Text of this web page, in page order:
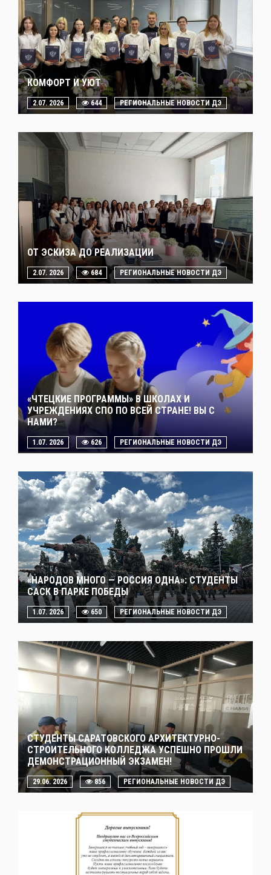
КОМФОРТ И УЮТ
2.07. 2026 644 РЕГИОНАЛЬНЫЕ НОВОСТИ ДЭ
ОТ ЭСКИЗА ДО РЕАЛИЗАЦИИ
2.07. 2026 684 РЕГИОНАЛЬНЫЕ НОВОСТИ ДЭ
«ЧТЕЦКИЕ ПРОГРАММЫ» В ШКОЛАХ И
УЧРЕЖДЕНИЯХ СПО ПО ВСЕЙ СТРАНЕ! ВЫ С
НАМИ?
1.07. 2026 626 РЕГИОНАЛЬНЫЕ НОВОСТИ ДЭ
«НАРОДОВ МНОГО — РОССИЯ ОДНА»: СТУДЕНТЫ
САСК В ПАРКЕ ПОБЕДЫ
1.07. 2026 650 РЕГИОНАЛЬНЫЕ НОВОСТИ ДЭ
СТУДЕНТЫ САРАТОВСКОГО АРХИТЕКТУРНО-
СТРОИТЕЛЬНОГО КОЛЛЕДЖА УСПЕШНО ПРОШЛИ
ДЕМОНСТРАЦИОННЫЙ ЭКЗАМЕН!
29.06. 2026 856 РЕГИОНАЛЬНЫЕ НОВОСТИ ДЭ